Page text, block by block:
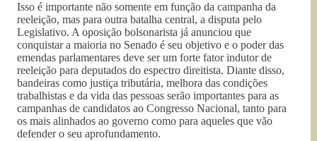
Isso é importante não somente em função da campanha da
reeleição, mas para outra batalha central, a disputa pelo
Legislativo. A oposição bolsonarista já anunciou que
conquistar a maioria no Senado é seu objetivo e o poder das
emendas parlamentares deve ser um forte fator indutor de
reeleição para deputados do espectro direitista. Diante disso,
bandeiras como justiça tributária, melhora das condições
trabalhistas e da vida das pessoas serão importantes para as
campanhas de candidatos ao Congresso Nacional, tanto para
os mais alinhados ao governo como para aqueles que vão
defender o seu aprofundamento.